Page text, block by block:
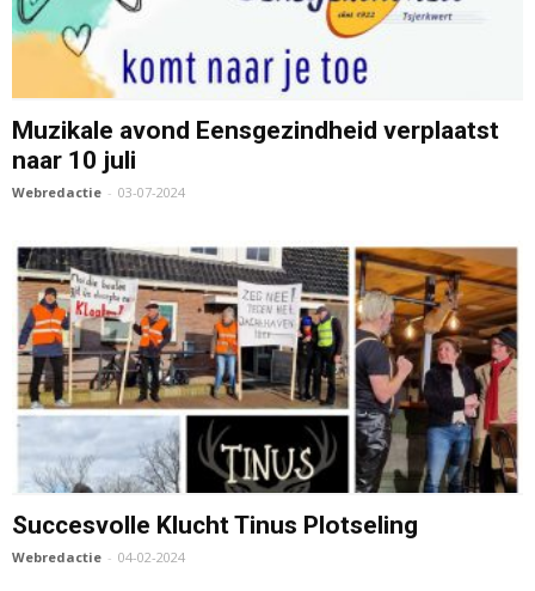
Muzikale avond Eensgezindheid verplaatst
naar 10 juli
Webredactie - 03-07-2024
Succesvolle Klucht Tinus Plotseling
Webredactie - 04-02-2024